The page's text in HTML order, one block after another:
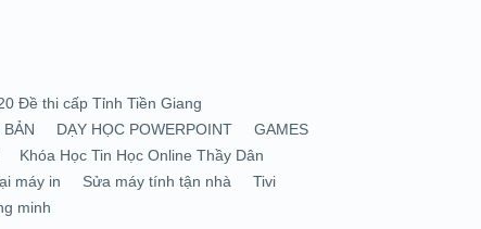
Đề thi cấp Tỉnh Tiền Giang
BẢN DẠY HỌC POWERPOINT
GAMES
Khóa Học Tin Học Online Thầy Dân
máy in Sửa máy tính tận nhà
Tivi
minh